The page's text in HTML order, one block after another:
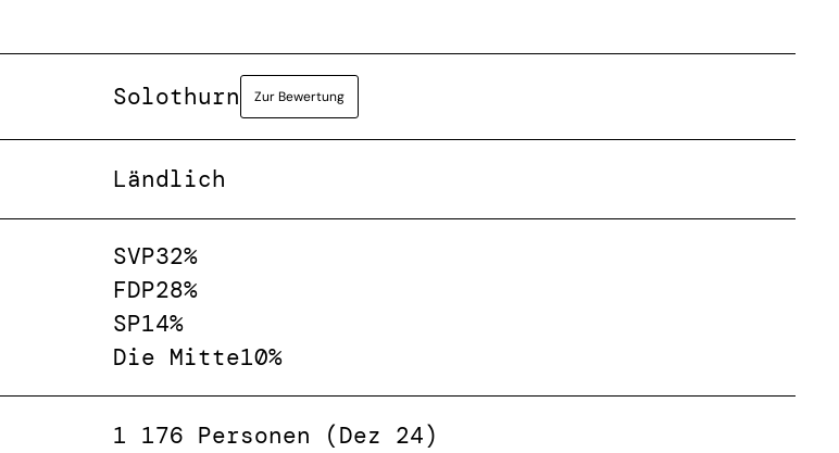
Solothurn Zur Bewertung
Ländlich
SVP32%
FDP28%
SP14%
Die Mitte10%
1 176 Personen (Dez 24)